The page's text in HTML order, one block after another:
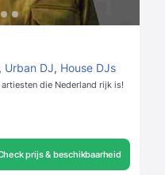
, Urban DJ, House DJs
die Nederland rijk is!
prijs & beschikbaarheid